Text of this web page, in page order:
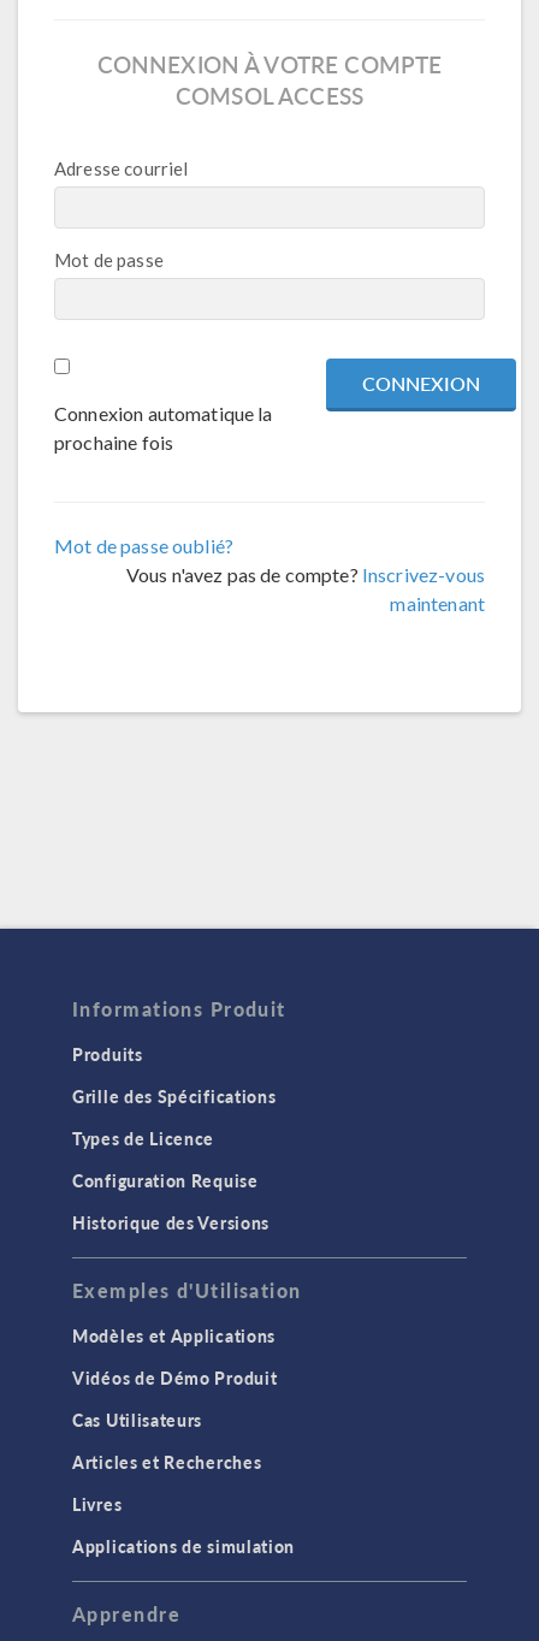
CONNEXION À VOTRE COMPTE
COMSOL ACCESS
Adresse courriel
Mot de passe
Connexion automatique la
prochaine fois
Mot de passe oublié?
Vous n'avez pas de compte? Inscrivez-vous
maintenant
Informations Produit
Produits
Grille des Spécifications
Types de Licence
Configuration Requise
Historique des Versions
Exemples d'Utilisation
Modèles et Applications
Vidéos de Démo Produit
Cas Utilisateurs
Articles et Recherches
Livres
Applications de simulation
Apprendre